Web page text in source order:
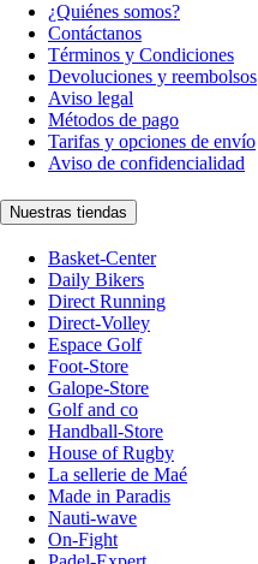
¿Quiénes somos?
Contáctanos
Términos y Condiciones
Devoluciones y reembolsos
Aviso legal
Métodos de pago
Tarifas y opciones de envío
Aviso de confidencialidad
Nuestras tiendas
Basket-Center
Daily Bikers
Direct Running
Direct-Volley
Espace Golf
Foot-Store
Galope-Store
Golf and co
Handball-Store
House of Rugby
La sellerie de Maé
Made in Paradis
Nauti-wave
On-Fight